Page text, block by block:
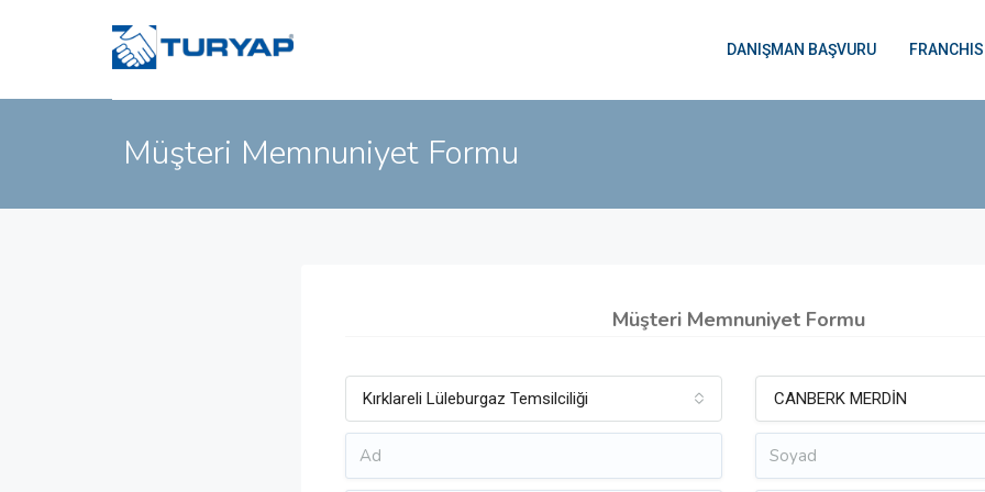
DANIŞMAN BAŞVURU
Müşteri Memnuniyet Formu
Müşteri Memnuniyet Formu
Kırklareli Lüleburgaz Temsilciliği